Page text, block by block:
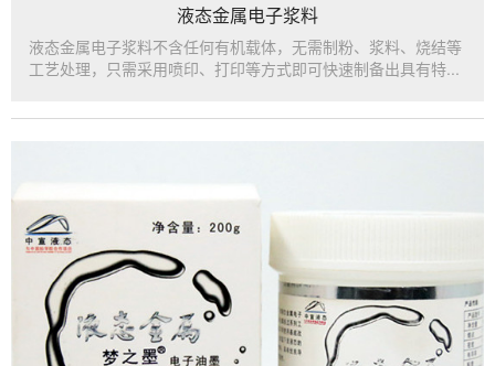
液态金属电子浆料
液态金属电子浆料不含任何有机载体，无需制粉、浆料、烧结等
工艺处理，只需采用喷印、打印等方式即可快速制备出具有特...